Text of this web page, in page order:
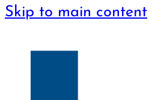
Skip to main content